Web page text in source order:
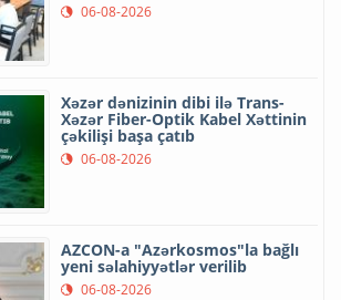
06-08-2026
Xəzər dənizinin dibi ilə Trans-
Xəzər Fiber-Optik Kabel Xəttinin
çəkilişi başa çatıb
06-08-2026
AZCON-a "Azərkosmos"la bağlı
yeni səlahiyyətlər verilib
06-08-2026